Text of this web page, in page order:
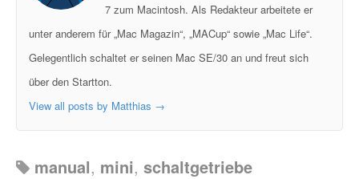
7 zum Macintosh. Als Redakteur arbeitete er
unter anderem für „Mac Magazin“, „MACup“ sowie „Mac Life“.
Gelegentlich schaltet er seinen Mac SE/30 an und freut sich
über den Startton.
View all posts by Matthias →
manual, mini, schaltgetriebe